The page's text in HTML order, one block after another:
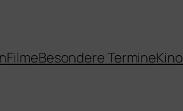
FilmeBesondere TermineKino